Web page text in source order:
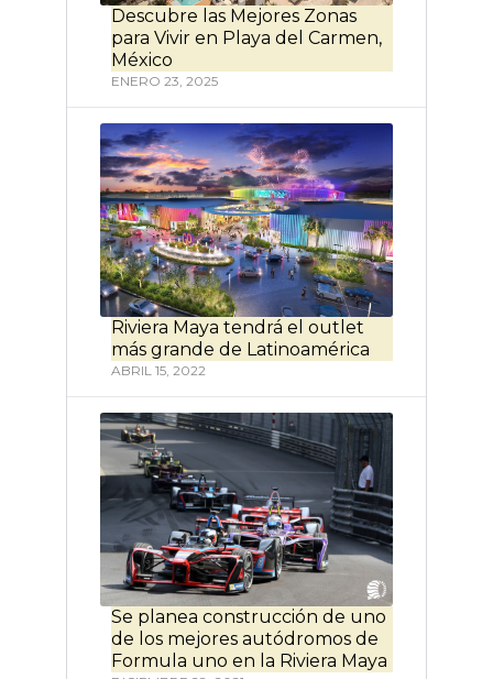
Descubre las Mejores Zonas
para Vivir en Playa del Carmen,
México
ENERO 23, 2025
Riviera Maya tendrá el outlet
más grande de Latinoamérica
ABRIL 15, 2022
Se planea construcción de uno
de los mejores autódromos de
Formula uno en la Riviera Maya